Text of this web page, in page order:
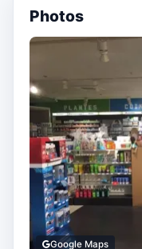
Photos
Google Maps